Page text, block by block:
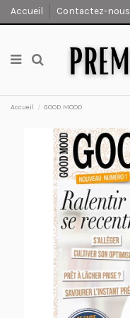
Accueil Contactez-nous
Accueil GOOD MOOD